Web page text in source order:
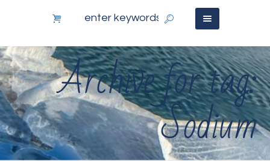
Archive for tag:
Sodium